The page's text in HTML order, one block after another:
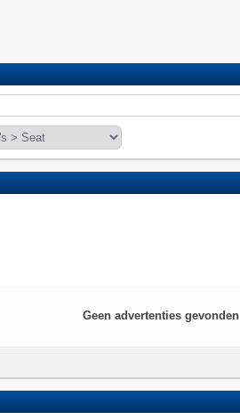
Geen advertenties gevonden